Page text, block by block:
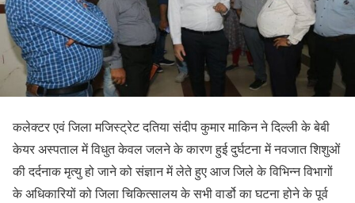
कलेक्टर एवं जिला मजिस्ट्रेट दतिया संदीप कुमार माकिन ने दिल्ली के बेबी
केयर अस्पताल में विधुत केवल जलने के कारण हुई दुर्घटना में नवजात शिशुओं
की दर्दनाक मृत्यु हो जाने को संज्ञान में लेते हुए आज जिले के विभिन्न विभागों
के अधिकारियों को जिला चिकित्सालय के सभी वार्डो का घटना होने के पूर्व